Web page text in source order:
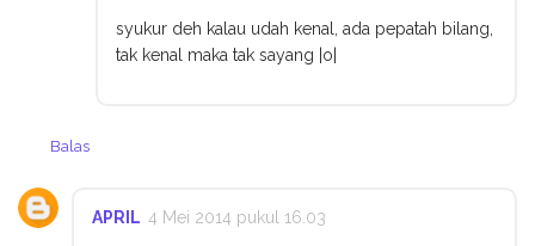
syukur deh kalau udah kenal, ada pepatah bilang,
tak kenal maka tak sayang |o|
Balas
APRIL 4 Mei 2014 pukul 16.03